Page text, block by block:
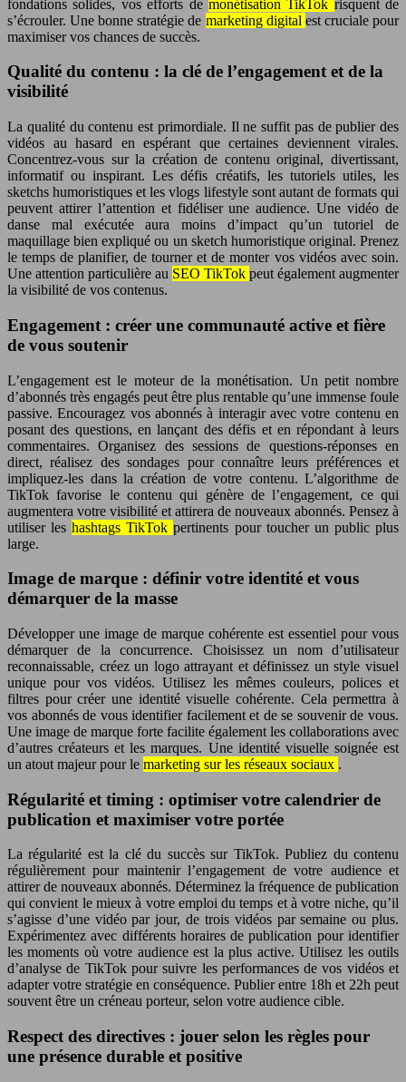
fondations solides, vos efforts de monétisation TikTok risquent de
s’écrouler. Une bonne stratégie de marketing digital est cruciale pour
maximiser vos chances de succès.
Qualité du contenu : la clé de l’engagement et de la
visibilité
La qualité du contenu est primordiale. Il ne suffit pas de publier des
vidéos au hasard en espérant que certaines deviennent virales.
Concentrez-vous sur la création de contenu original, divertissant,
informatif ou inspirant. Les défis créatifs, les tutoriels utiles, les
sketchs humoristiques et les vlogs lifestyle sont autant de formats qui
peuvent attirer l’attention et fidéliser une audience. Une vidéo de
danse mal exécutée aura moins d’impact qu’un tutoriel de
maquillage bien expliqué ou un sketch humoristique original. Prenez
le temps de planifier, de tourner et de monter vos vidéos avec soin.
Une attention particulière au SEO TikTok peut également augmenter
la visibilité de vos contenus.
Engagement : créer une communauté active et fière
de vous soutenir
L’engagement est le moteur de la monétisation. Un petit nombre
d’abonnés très engagés peut être plus rentable qu’une immense foule
passive. Encouragez vos abonnés à interagir avec votre contenu en
posant des questions, en lançant des défis et en répondant à leurs
commentaires. Organisez des sessions de questions-réponses en
direct, réalisez des sondages pour connaître leurs préférences et
impliquez-les dans la création de votre contenu. L’algorithme de
TikTok favorise le contenu qui génère de l’engagement, ce qui
augmentera votre visibilité et attirera de nouveaux abonnés. Pensez à
utiliser leshashtags TikTokpertinents pour toucher un public plus
large.
Image de marque : définir votre identité et vous
démarquer de la masse
Développer une image de marque cohérente est essentiel pour vous
démarquer de la concurrence. Choisissez un nom d’utilisateur
reconnaissable, créez un logo attrayant et définissez un style visuel
unique pour vos vidéos. Utilisez les mêmes couleurs, polices et
filtres pour créer une identité visuelle cohérente. Cela permettra à
vos abonnés de vous identifier facilement et de se souvenir de vous.
Une image de marque forte facilite également les collaborations avec
d’autres créateurs et les marques. Une identité visuelle soignée est
un atout majeur pour le marketing sur les réseaux sociaux .
Régularité et timing : optimiser votre calendrier de
publication et maximiser votre portée
La régularité est la clé du succès sur TikTok. Publiez du contenu
régulièrement pour maintenir l’engagement de votre audience et
attirer de nouveaux abonnés. Déterminez la fréquence de publication
qui convient le mieux à votre emploi du temps et à votre niche, qu’il
s’agisse d’une vidéo par jour, de trois vidéos par semaine ou plus.
Expérimentez avec différents horaires de publication pour identifier
les moments où votre audience est la plus active. Utilisez les outils
d’analyse de TikTok pour suivre les performances de vos vidéos et
adapter votre stratégie en conséquence. Publier entre 18h et 22h peut
souvent être un créneau porteur, selon votre audience cible.
Respect des directives : jouer selon les règles pour
une présence durable et positive